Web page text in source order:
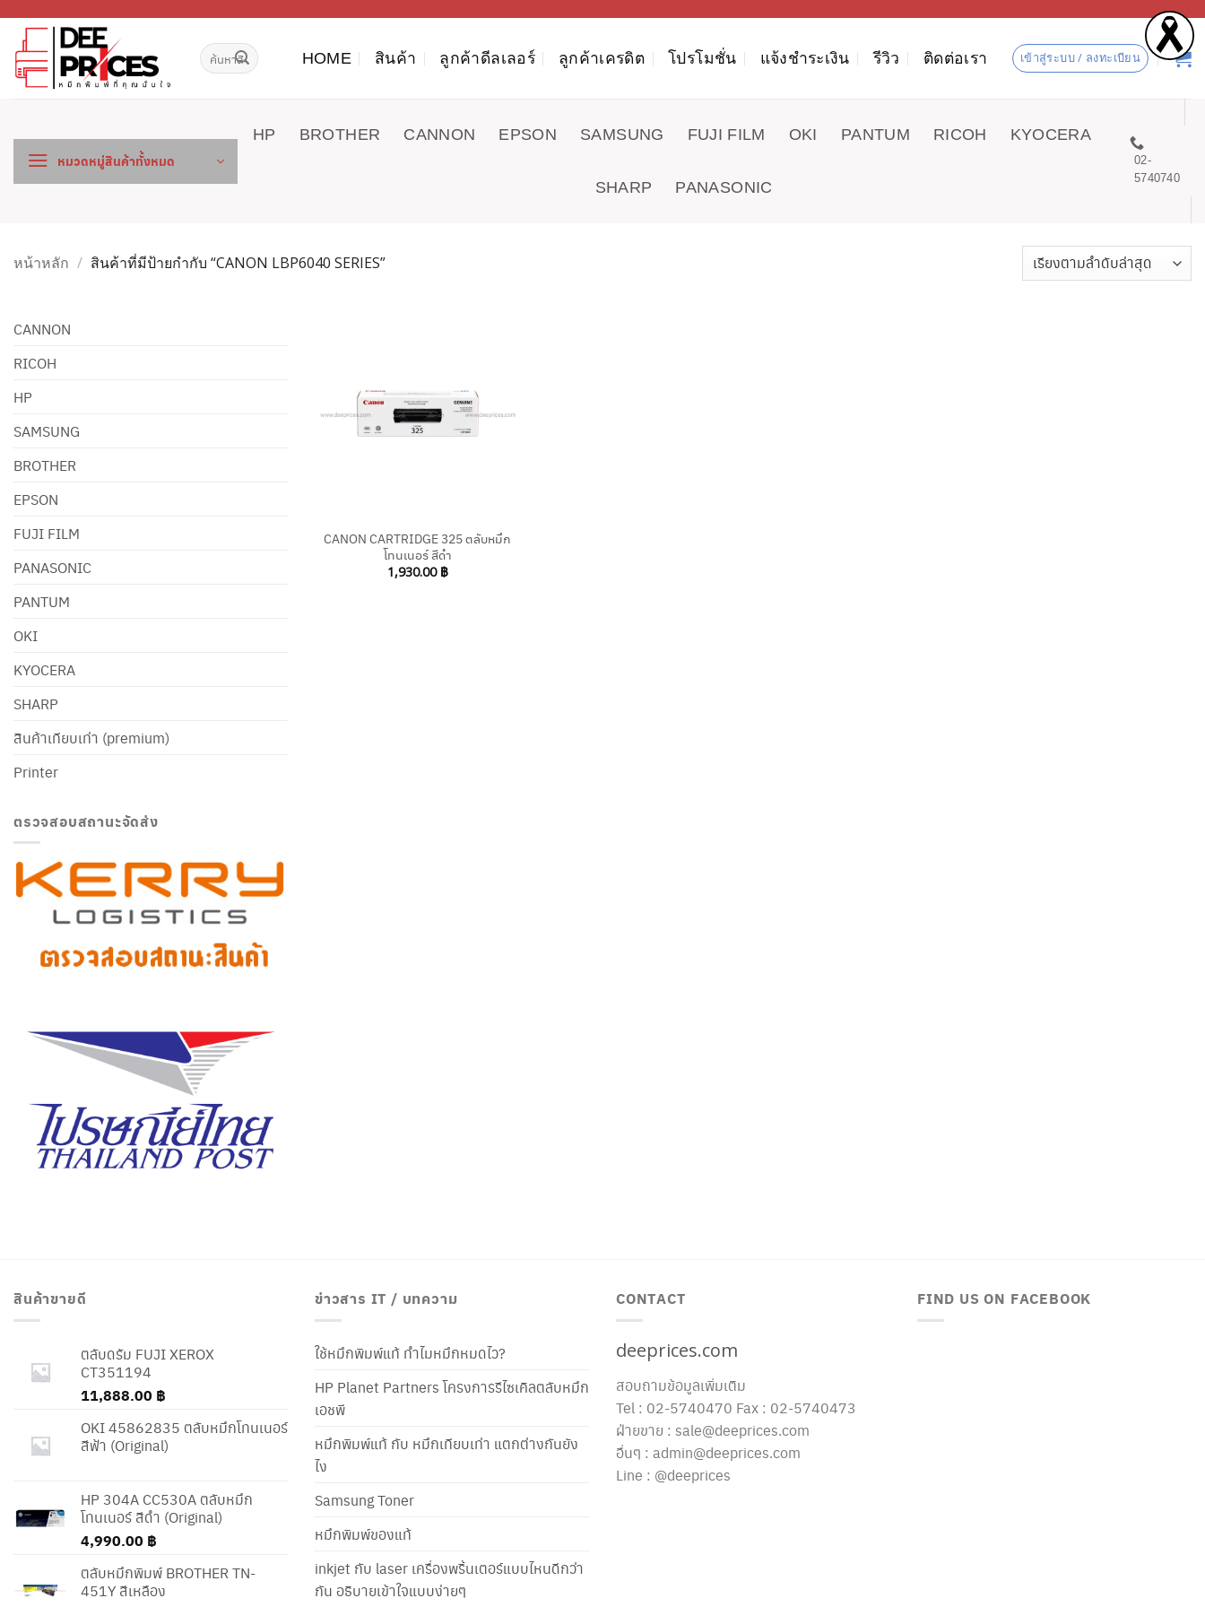
เนื้อหา
ค้นหา: HOME สินค้า ลูกค้าดีลเลอร์ ลูกค้าเครดิต โปรโมชั่น แจ้งชำระเงิน รีวิว ติดต่อเรา เข้าสู่ระบบ / ลงทะเบียน
หมวดหมู่สินค้าทั้งหมด
HP BROTHER CANNON EPSON SAMSUNG FUJI FILM OKI PANTUM RICOH KYOCERA
SHARP PANASONIC
02-
5740740
หน้าหลัก / สินค้าที่มีป้ายกำกับ “CANON LBP6040 SERIES”
CANNON
RICOH
HP
SAMSUNG
BROTHER
EPSON
FUJI FILM
PANASONIC
PANTUM
OKI
KYOCERA
SHARP
สินค้าเทียบเท่า (premium)
Printer
ตรวจสอบสถานะจัดส่ง
CANON CARTRIDGE 325 ตลับหมึก
โทนเนอร์ สีดำ
1,930.00 ฿
สินค้าขายดี
ตลับดรัม FUJI XEROX
CT351194
11,888.00 ฿
OKI 45862835 ตลับหมึกโทนเนอร์
สีฟ้า (Original)
HP 304A CC530A ตลับหมึก
โทนเนอร์ สีดำ (Original)
4,990.00 ฿
ตลับหมึกพิมพ์ BROTHER TN-
451Y สีเหลือง
ข่าวสาร IT / บทความ
ใช้หมึกพิมพ์แท้ ทำไมหมึกหมดไว?
HP Planet Partners โครงการรีไซเคิลตลับหมึก
เอชพี
หมึกพิมพ์แท้ กับ หมึกเทียบเท่า แตกต่างกันยัง
ไง
Samsung Toner
หมึกพิมพ์ของแท้
inkjet กับ laser เครื่องพริ้นเตอร์แบบไหนดีกว่า
กัน อธิบายเข้าใจแบบง่ายๆ
CONTACT
deeprices.com
สอบถามข้อมูลเพิ่มเติม
Tel : 02-5740470 Fax : 02-5740473
ฝ่ายขาย : sale@deeprices.com
อื่นๆ : admin@deeprices.com
Line : @deeprices
FIND US ON FACEBOOK